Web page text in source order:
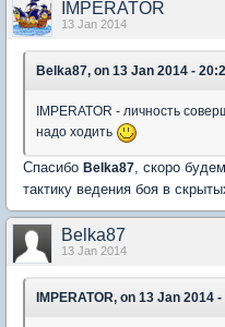
IMPERATOR
13 Jan 2014
Belka87, on 13 Jan 2014 -
IMPERATOR - личность
надо ходить
Спасибо Belka87, скоро
тактику ведения боя в
Belka87
13 Jan 2014
IMPERATOR, on 13 Jan 2014